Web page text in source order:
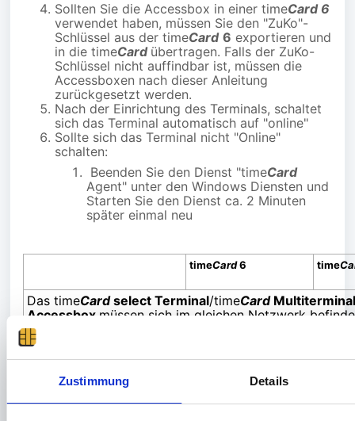
Zustimmung Details
Sollten Sie die Accessbox in einer timeCard 6
verwendet haben, müssen Sie den "ZuKo"-
Schlüssel aus der timeCard 6 exportieren und
in die timeCard übertragen. Falls der ZuKo-
Schlüssel nicht auffindbar ist, müssen die
Accessboxen nach dieser Anleitung
zurückgesetzt werden.
Nach der Einrichtung des Terminals, schaltet
sich das Terminal automatisch auf "online"
Sollte sich das Terminal nicht "Online"
schalten:
Beenden Sie den Dienst "timeCard
Agent" unter den Windows Diensten und
Starten Sie den Dienst ca. 2 Minuten
später einmal neu
timeCard6 time
Das timeCardselect Terminal/timeCardMultiterminal
Accessbox müssen sich im gleichen Netzwerk
Unterbrechungszeit